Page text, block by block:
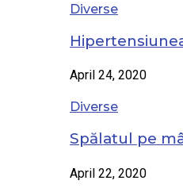
Diverse
April 24, 2020
Diverse
Spălatul pe
April 22, 2020